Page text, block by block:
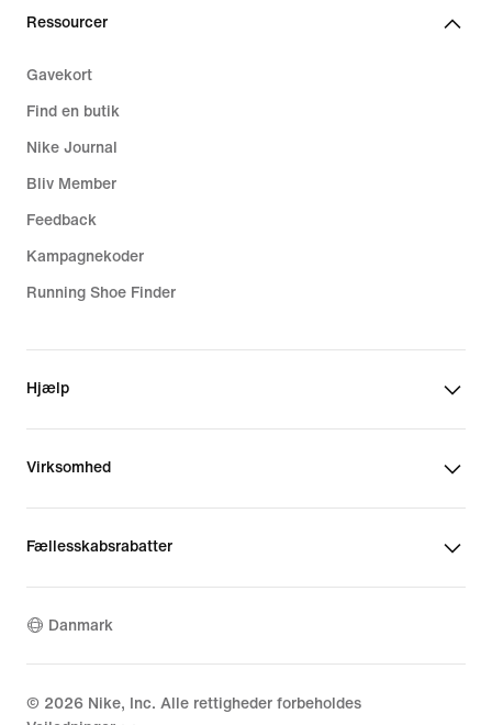
Ressourcer
Gavekort
Find en butik
Nike Journal
Bliv Member
Feedback
Kampagnekoder
Running Shoe Finder
Hjælp
Virksomhed
Fællesskabsrabatter
Danmark
© 2026 Nike, Inc. Alle rettigheder forbeholdes